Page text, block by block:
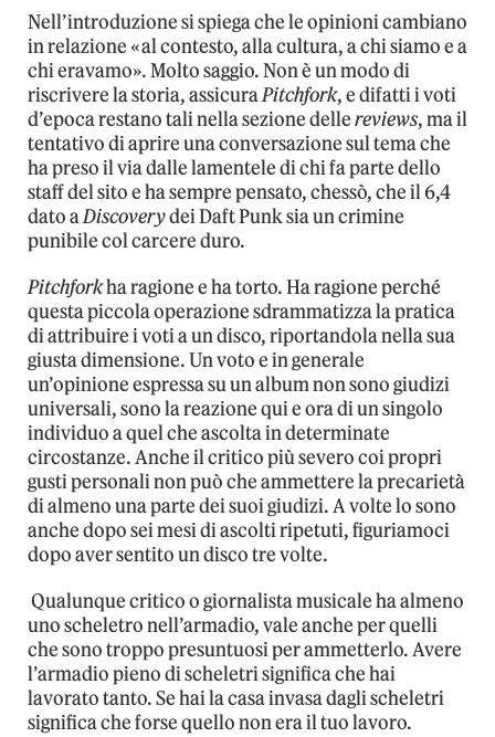
Nell’introduzione si spiega che le opinioni cambiano
in relazione «al contesto, alla cultura, a chi siamo e a
chi eravamo». Molto saggio. Non è un modo di
riscrivere la storia, assicuraPitchfork, e difatti i voti
d’epoca restano tali nella sezione dellereviews, ma il
tentativo di aprire una conversazione sul tema che
ha preso il via dalle lamentele di chi fa parte dello
staff del sito e ha sempre pensato, chessò, che il 6,4
dato aDiscoverydei Daft Punk sia un crimine
punibile col carcere duro.
Pitchforkha ragione e ha torto. Ha ragione perché
questa piccola operazione sdrammatizza la pratica
di attribuire i voti a un disco, riportandola nella sua
giusta dimensione. Un voto e in generale
un’opinione espressa su un album non sono giudizi
universali, sono la reazione qui e ora di un singolo
individuo a quel che ascolta in determinate
circostanze. Anche il critico più severo coi propri
gusti personali non può che ammettere la precarietà
di almeno una parte dei suoi giudizi. A volte lo sono
anche dopo sei mesi di ascolti ripetuti, figuriamoci
dopo aver sentito un disco tre volte.
Qualunque critico o giornalista musicale ha almeno
uno scheletro nell’armadio, vale anche per quelli
che sono troppo presuntuosi per ammetterlo. Avere
l’armadio pieno di scheletri significa che hai
lavorato tanto. Se hai la casa invasa dagli scheletri
significa che forse quello non era il tuo lavoro.